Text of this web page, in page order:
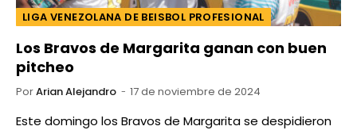
LIGA VENEZOLANA DE BEISBOL PROFESIONAL
Los Bravos de Margarita ganan con buen
pitcheo
PorArian Alejandro 17 de noviembre de 2024
Este domingo los Bravos de Margarita se despidieron